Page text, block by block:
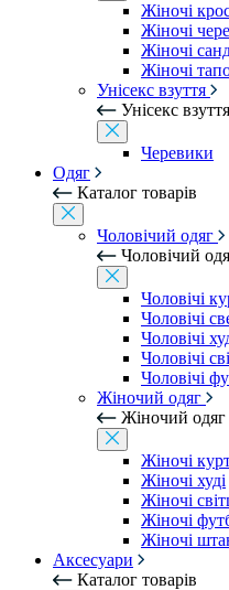
Жіночі
Жіночі
Жіночі
Жіночі
Унісекс взуття
Унісекс взуття
Черевики
Одяг
Каталог товарів
Чоловічий одяг
Чоловічий
Чоловічі
Чоловічі
Чоловічі
Чоловічі
Чоловічі
Жіночий одяг
Жіночий одяг
Жіночі
Жіночі худі
Жіночі
Жіночі
Жіночі
Аксесуари
Каталог товарів